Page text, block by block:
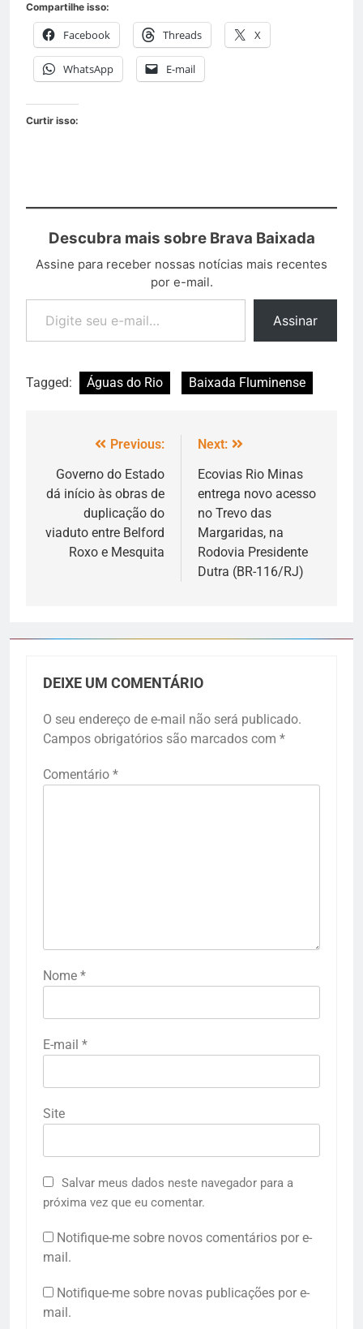
Compartilhe isso:
Facebook Threads X
WhatsApp E-mail
Curtir isso:
Descubra mais sobre Brava Baixada
Assine para receber nossas notícias mais recentes
por e-mail.
Assinar
Tagged: Águas do Rio Baixada Fluminense
Previous:
Governo do Estado
dá início às obras de
duplicação do
viaduto entre Belford
Roxo e Mesquita
Next:
Ecovias Rio Minas
entrega novo acesso
no Trevo das
Margaridas, na
Rodovia Presidente
Dutra (BR-116/RJ)
DEIXE UM COMENTÁRIO
O seu endereço de e-mail não será publicado.
Campos obrigatórios são marcados com *
Comentário *
Nome *
E-mail *
Site
Salvar meus dados neste navegador para a
próxima vez que eu comentar.
Notifique-me sobre novos comentários por e-
mail.
Notifique-me sobre novas publicações por e-
mail.